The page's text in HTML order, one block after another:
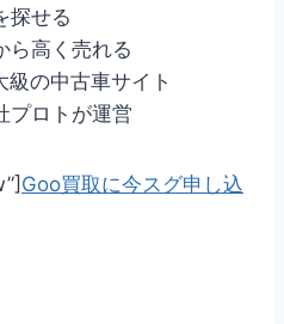
探せる
ら高く売れる
の中古車サイト
プロトが運営
Goo買取に今スグ申し込